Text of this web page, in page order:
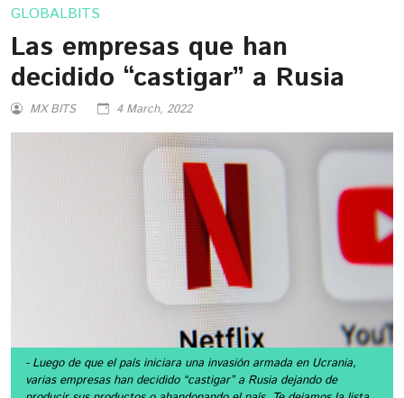
GLOBALBITS
Las empresas que han
decidido “castigar” a Rusia
MX BITS 4 March, 2022
- Luego de que el país iniciara una invasión armada en Ucrania,
varias empresas han decidido “castigar” a Rusia dejando de